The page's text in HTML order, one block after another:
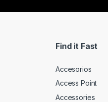
Find it Fast
Accesorios
Access Point
Accessories